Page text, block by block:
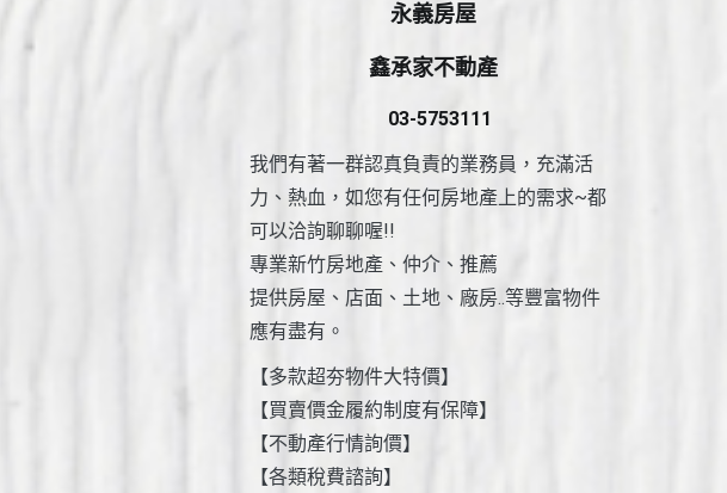
永義房屋
鑫承家不動產
03-5753111
我們有著一群認真負責的業務員，充滿活
力、熱血，如您有任何房地產上的需求~都
可以洽詢聊聊喔!!
專業新竹房地產、仲介、推薦
提供房屋、店面、土地、廠房..等豐富物件
應有盡有。
【多款超夯物件大特價】
【買賣價金履約制度有保障】
【不動產行情詢價】
【各類稅費諮詢】